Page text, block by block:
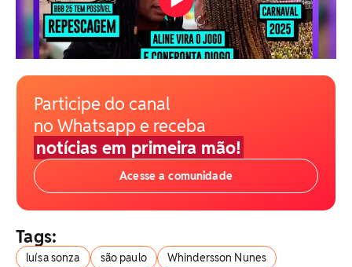
Participe do canal
no Whatsapp e receba
notícias em primeira mão!
Acesse a comunidade
Tags:
luísa sonza são paulo Whindersson Nunes